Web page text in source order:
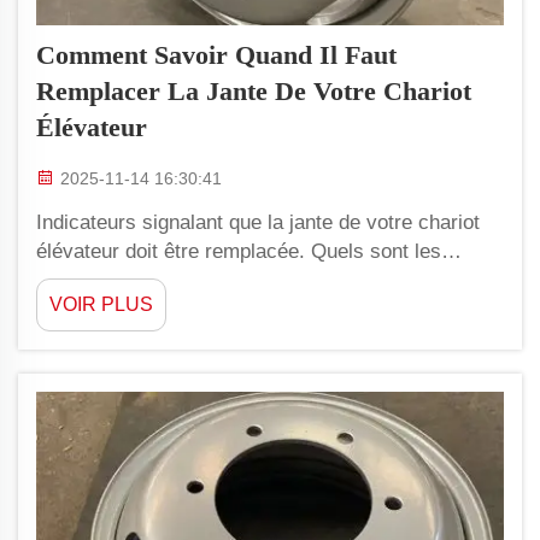
Comment Savoir Quand Il Faut
Remplacer La Jante De Votre Chariot
Élévateur
2025-11-14 16:30:41
Indicateurs signalant que la jante de votre chariot
élévateur doit être remplacée. Quels sont les
signes indiquant que la jante de votre chariot
élévateur doit être remplacée ? L'un des éléments à
surveiller est l'endommagement visible. Cela peut
déformations...
VOIR PLUS